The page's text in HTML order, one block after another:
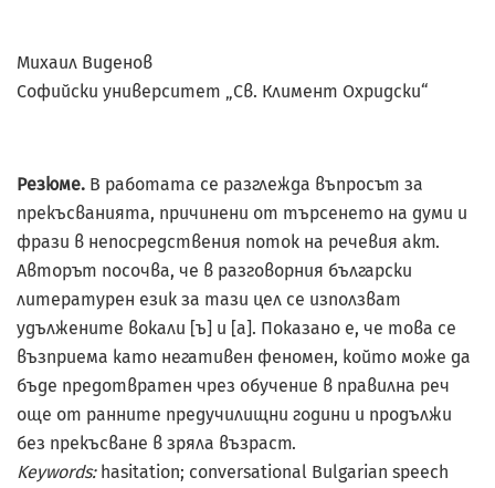
Михаил Виденов
Софийски университет „Св. Климент Охридски“
Резюме. В работата се разглежда въпросът за
прекъсванията, причинени от търсенето на думи и
фрази в непосредствения поток на речевия акт.
Авторът посочва, че в разговорния български
литературен език за тази цел се използват
удължените вокали [ъ] и [а]. Показано е, че това се
възприема като негативен феномен, който може да
бъде предотвратен чрез обучение в правилна реч
още от ранните предучилищни години и продължи
без прекъсване в зряла възраст.
Keywords:hasitation; conversational Bulgarian speech